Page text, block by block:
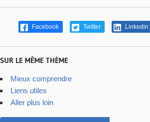
Facebook Twitter Linkedin
SUR LE MÊME THÈME
Mieux comprendre
Liens utiles
Aller plus loin